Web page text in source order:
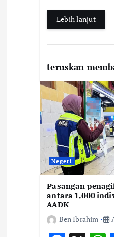
Lebih lanjut
teruskan
Negeri
Pasangan
antara 1,000
AADK
Ben Ibrahim